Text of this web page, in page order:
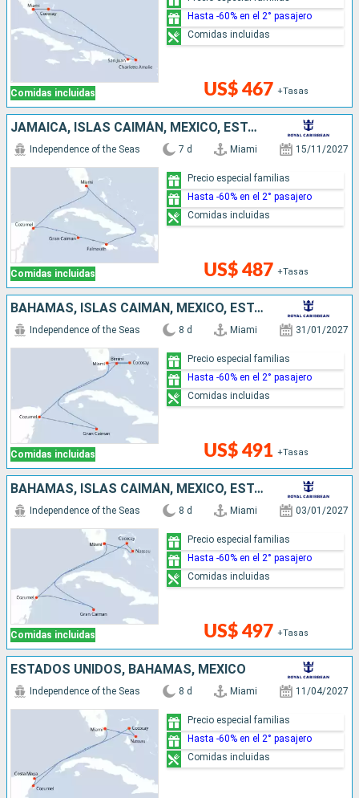
Comidas incluidas US$ 467 +Tasas
Hasta -60% en el 2° pasajero
Comidas incluidas
JAMAICA, ISLAS CAIMÁN, MÉXICO, ESTADOS UNIDOS
Comidas incluidas
Independence of the Seas 7 d Miami 15/11/2027
US$ 487 +Tasas
Precio especial familias
Hasta -60% en el 2° pasajero
Comidas incluidas
BAHAMAS, ISLAS CAIMÁN, MÉXICO, ESTADOS UNIDOS
Comidas incluidas
Independence of the Seas 8 d Miami 31/01/2027
US$ 491 +Tasas
Precio especial familias
Hasta -60% en el 2° pasajero
Comidas incluidas
BAHAMAS, ISLAS CAIMÁN, MÉXICO, ESTADOS UNIDOS
Comidas incluidas
Independence of the Seas 8 d Miami 03/01/2027
US$ 497 +Tasas
Precio especial familias
Hasta -60% en el 2° pasajero
Comidas incluidas
ESTADOS UNIDOS, BAHAMAS, MÉXICO
Independence of the Seas 8 d Miami 11/04/2027
Precio especial familias
Hasta -60% en el 2° pasajero
Comidas incluidas